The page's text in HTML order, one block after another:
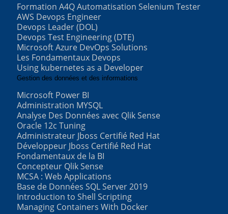
Formation A4Q Automatisation Selenium Tester
AWS Devops Engineer
Devops Leader (DOL)
Devops Test Engineering (DTE)
Microsoft Azure DevOps Solutions
Les Fondamentaux Devops
Using kubernetes as a Developer
Gestion des données et des informations
Microsoft Power BI
Administration MYSQL
Analyse Des Données avec Qlik Sense
Oracle 12c Tuning
Administrateur Jboss Certifié Red Hat
Développeur Jboss Certifié Red Hat
Fondamentaux de la BI
Concepteur Qlik Sense
MCSA : Web Applications
Base de Données SQL Server 2019
Introduction to Shell Scripting
Managing Containers With Docker